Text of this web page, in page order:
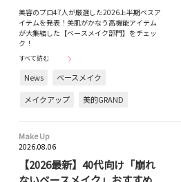
美容のプロ47人が厳選した2026上半期ベスア
イテムを発表！美肌がかなう高機能アイテム
が大集結した【ベースメイク部門】をチェッ
ク！
すべて読む
News
ベースメイク
メイクアップ
美的GRAND
Make Up
2026.08.06
【2026最新】40代向け「崩れ